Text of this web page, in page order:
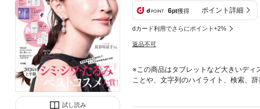
試し読み
6pt獲得 ポイント詳細
dカード利用でさらにポイント+2%
返品不可
※この商品はタブレットなど大きいディ
ことや、文字列のハイライト、検索、
インタビューは掲載しておりません。